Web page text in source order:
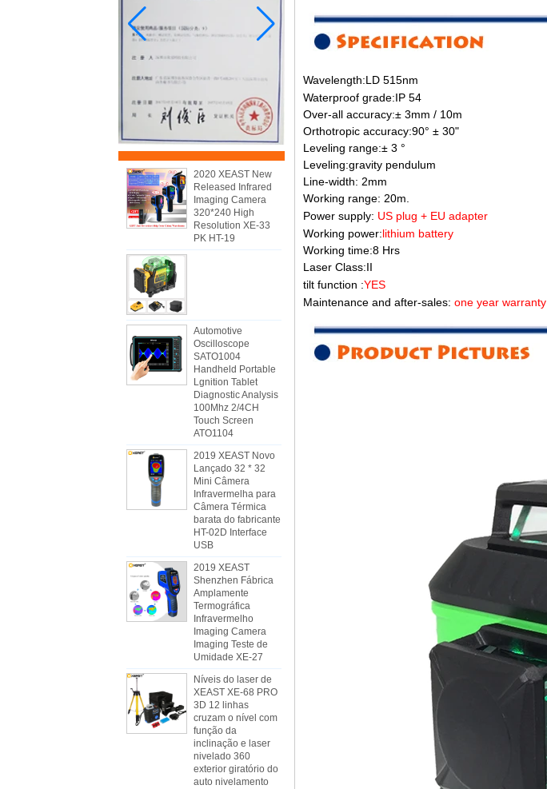
2020 XEAST New
Released Infrared
Imaging Camera
320*240 High
Resolution XE-33
PK HT-19
Automotive
Oscilloscope
SATO1004
Handheld Portable
Lgnition Tablet
Diagnostic Analysis
100Mhz 2/4CH
Touch Screen
ATO1104
2019 XEAST Novo
Lançado 32 * 32
Mini Câmera
Infravermelha para
Câmera Térmica
barata do fabricante
HT-02D Interface
USB
2019 XEAST
Shenzhen Fábrica
Amplamente
Termográfica
Infravermelho
Imaging Camera
Imaging Teste de
Umidade XE-27
Níveis do laser de
XEAST XE-68 PRO
3D 12 linhas
cruzam o nível com
função da
inclinação e laser
nivelado 360
exterior giratório do
auto nivelamento
Wavelength:LD 515nm
Waterproof grade:IP 54
Over-all accuracy:± 3mm / 10m
Orthotropic accuracy:90° ± 30"
Leveling range:± 3 °
Leveling:gravity pendulum
Line-width: 2mm
Working range: 20m.
Power supply: US plug + EU adapter
Working power:lithium battery
Working time:8 Hrs
Laser Class:II
tilt function :YES
Maintenance and after-sales: one year warranty